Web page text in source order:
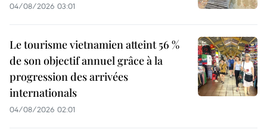
04/08/2026 03:01
Le tourisme vietnamien atteint 56 %
de son objectif annuel grâce à la
progression des arrivées
internationals
04/08/2026 02:01